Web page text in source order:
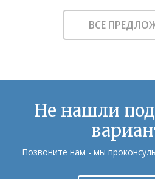
Количество парковочных мест:
ВСЕ
Не нашли
Позвоните нам - мы